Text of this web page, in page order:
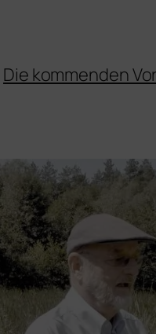
Die kommenden